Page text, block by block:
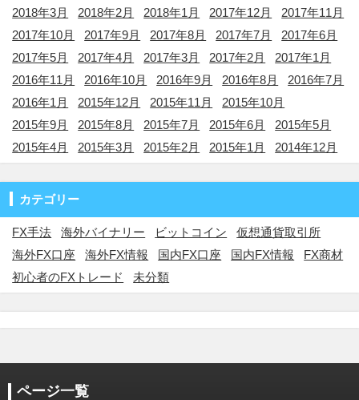
2018年3月
2018年2月 2018年1月 2017年12月
2017年11月
2017年10月
2017年9月 2017年8月 2017年7月
2017年6月
2017年5月
2017年4月 2017年3月 2017年2月
2017年1月
2016年11月
2016年10月 2016年9月 2016年8月
2016年7月
2016年1月
2015年12月 2015年11月
2015年10月
2015年9月
2015年8月 2015年7月 2015年6月
2015年5月
2015年4月
2015年3月 2015年2月 2015年1月 2014年12月
カテゴリー
FX手法 海外バイナリー ビットコイン
仮想通貨取引所
海外FX口座
海外FX情報 国内FX口座 国内FX情報
FX商材
初心者のFXトレード
未分類
ページ一覧